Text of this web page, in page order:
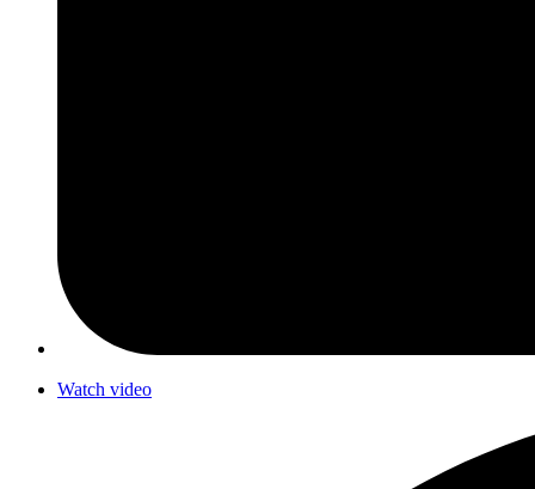
Watch video